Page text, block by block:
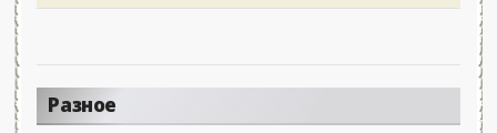
Разное